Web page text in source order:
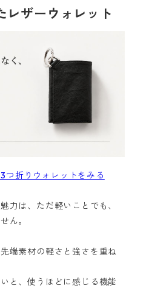
レザーウォレット
つ折りウォレットをみる
力は、ただ軽いことでも、
ん。
端素材の軽さと強さを重ね
と、使うほどに感じる機能